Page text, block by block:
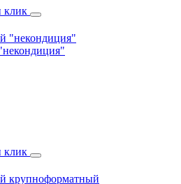
клик
клик